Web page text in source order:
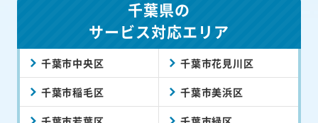
千葉県の
サービス対応エリア
千葉市中央区 千葉市花見川区
千葉市稲毛区 千葉市美浜区